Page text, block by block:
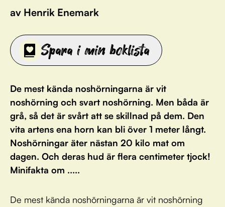
av Henrik Enemark
Spara i min boklista
De mest kända noshörningarna är vit
noshörning och svart noshörning. Men båda är
grå, så det är svårt att se skillnad på dem. Den
vita artens ena horn kan bli över 1 meter långt.
Noshörningar äter nästan 20 kilo mat om
dagen. Och deras hud är flera centimeter tjock!
Minifakta om .....
De mest kända noshörningarna är vit noshörning